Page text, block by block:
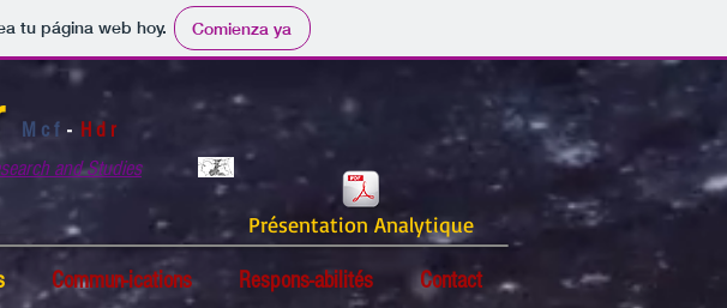
tu página web hoy. Comienza ya
M c f - H d r
and Studies
Présentation Analytique
Commun-ications Respons-abilités Contact